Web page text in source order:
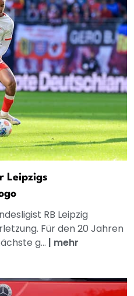
Leipzigs
RB Leipzig
Für den 20 Jahren
g... | mehr